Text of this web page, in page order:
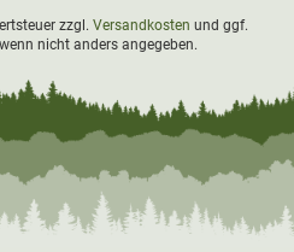
zzgl. Versandkosten und ggf.
nicht anders angegeben.